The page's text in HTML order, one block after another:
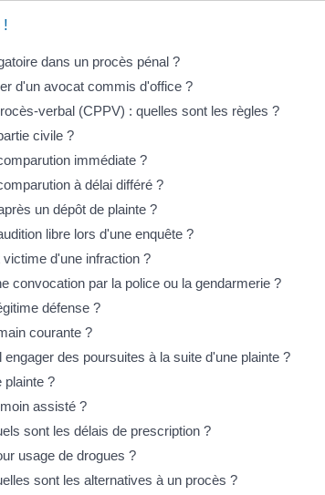
!
dans un procès pénal ?
d'un avocat commis d'office ?
verbal (CPPV) : quelles sont les règles ?
civile ?
immédiate ?
à délai différé ?
un dépôt de plainte ?
libre lors d'une enquête ?
d'une infraction ?
convocation par la police ou la gendarmerie ?
défense ?
courante ?
engager des poursuites à la suite d'une plainte ?
plainte ?
assisté ?
sont les délais de prescription ?
usage de drogues ?
sont les alternatives à un procès ?